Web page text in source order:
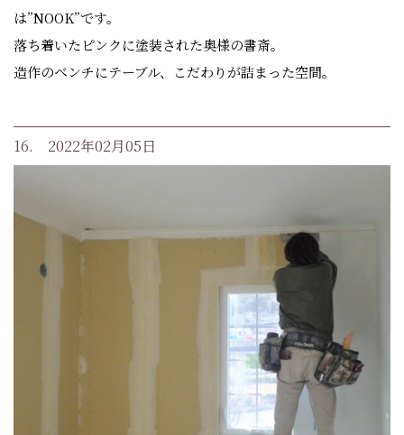
は”NOOK”です。
落ち着いたピンクに塗装された奥様の書斎。
造作のベンチにテーブル、こだわりが詰まった空間。
16. 2022年02月05日